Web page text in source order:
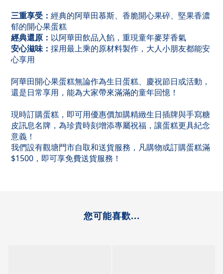
三重享受： 經典的阿華田慕斯、香脆開心果碎、堅果香濃
郁的開心果蛋糕
經典還原： 以阿華田飲品入餡，重現童年麥芽香氣
安心滋味： 採用最上乘的原材料製作，大人小朋友都能安
心享用
阿華田開心果蛋糕無論作為生日蛋糕、慶祝節日或活動，
還是日常享用，能為大家帶來滿滿的童年回憶！
現時訂購蛋糕，即可用優惠價加購精緻生日插牌與手寫糖
皮訊息名牌，為珍貴時刻增添專屬祝福，讓蛋糕更具紀念
意義！
我們設有觀塘門市自取和送貨服務，凡購物或訂購蛋糕滿
$1500，即可享免費送貨服務！
您可能喜歡...